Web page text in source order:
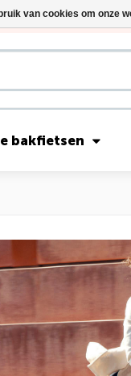
Silent Core nu
bakfietsen
van cookies om onze